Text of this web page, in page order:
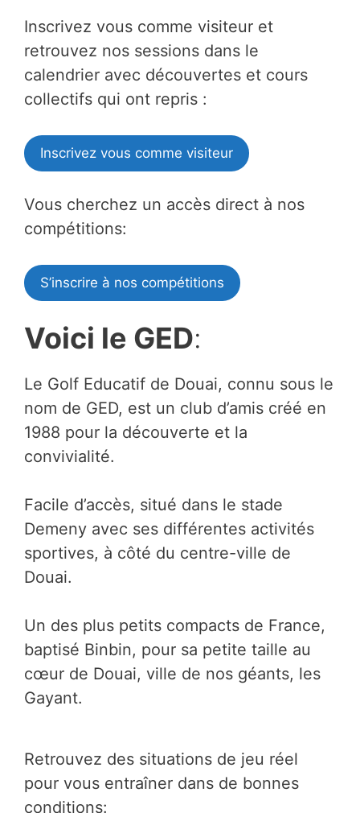
Inscrivez vous comme visiteur et
retrouvez nos sessions dans le
calendrier avec découvertes et cours
collectifs qui ont repris :
Inscrivez vous comme visiteur
Vous cherchez un accès direct à nos
compétitions:
S’inscrire à nos compétitions
Voici le GED:
Le Golf Educatif de Douai, connu sous le
nom de GED, est un club d’amis créé en
1988 pour la découverte et la
convivialité.
Facile d’accès, situé dans le stade
Demeny avec ses différentes activités
sportives, à côté du centre-ville de
Douai.
Un des plus petits compacts de France,
baptisé Binbin, pour sa petite taille au
cœur de Douai, ville de nos géants, les
Gayant.
Retrouvez des situations de jeu réel
pour vous entraîner dans de bonnes
conditions: